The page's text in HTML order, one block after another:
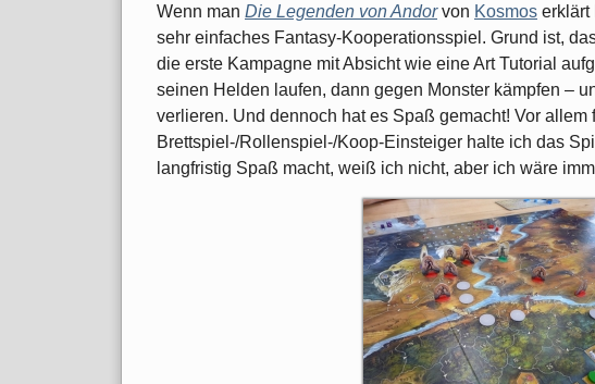
Wenn man Die Legenden von Andorvon Kosmos erklärt
sehr einfaches Fantasy-Kooperationsspiel. Grund ist,
die erste Kampagne mit Absicht wie eine Art Tutorial
seinen Helden laufen, dann gegen Monster kämpfen –
verlieren. Und dennoch hat es Spaß gemacht! Vor allem
Brettspiel-/Rollenspiel-/Koop-Einsteiger halte ich das
langfristig Spaß macht, weiß ich nicht, aber ich wäre